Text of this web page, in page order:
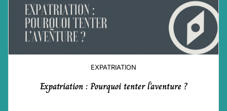
EXPATRIATION
Expatriation : Pourquoi tenter l’aventure ?